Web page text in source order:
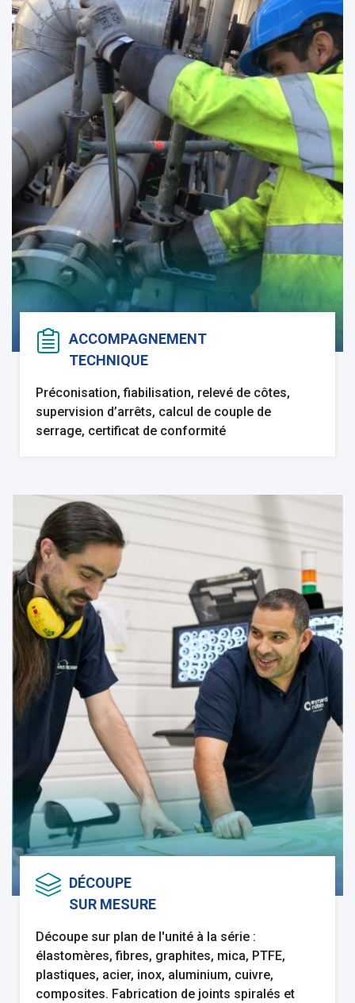
ACCOMPAGNEMENT
TECHNIQUE
Préconisation, fiabilisation, relevé de côtes,
supervision d’arrêts, calcul de couple de
serrage, certificat de conformité
DÉCOUPE
SUR MESURE
Découpe sur plan de l'unité à la série :
élastomères, fibres, graphites, mica, PTFE,
plastiques, acier, inox, aluminium, cuivre,
composites. Fabrication de joints spiralés et